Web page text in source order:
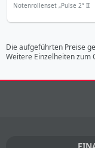
Notenrollenset „Pulse 2“ II
Die aufgeführten Preise
Weitere Einzelheiten zum